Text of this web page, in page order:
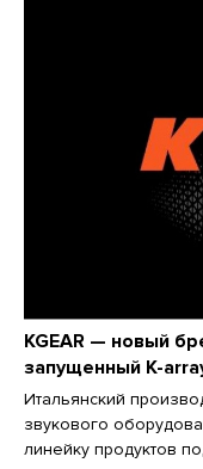
KGEAR — новый
запущенный K-
Итальянский
звукового
линейку продуктов